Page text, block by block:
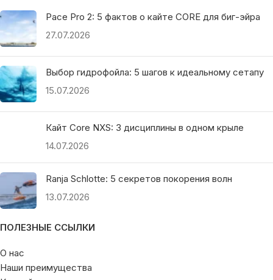
Pace Pro 2: 5 фактов о кайте CORE для биг-эйра
27.07.2026
Выбор гидрофойла: 5 шагов к идеальному сетапу
15.07.2026
Кайт Core NXS: 3 дисциплины в одном крыле
14.07.2026
Ranja Schlotte: 5 секретов покорения волн
13.07.2026
ПОЛЕЗНЫЕ ССЫЛКИ
О нас
Наши преимущества